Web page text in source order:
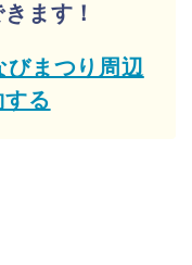
ます！
びまつり周辺
る